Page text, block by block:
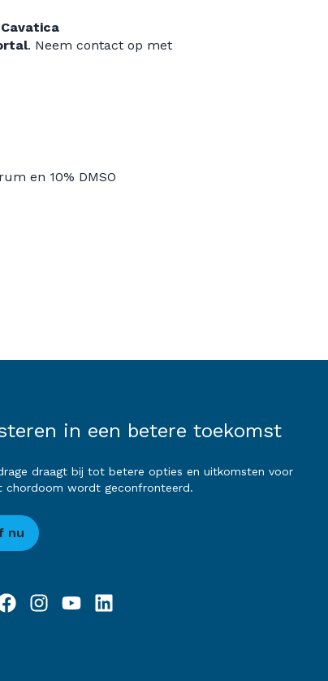
Cavatica
. Neem contact op met
en 10% DMSO
in een betere toekomst
draagt bij tot betere opties en uitkomsten voor
chordoom wordt geconfronteerd.
nu